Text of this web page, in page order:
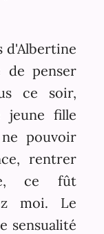
d'Albertine
de penser
ce soir,
jeune fille
pouvoir
rentrer
ce fût
moi. Le
sensualité